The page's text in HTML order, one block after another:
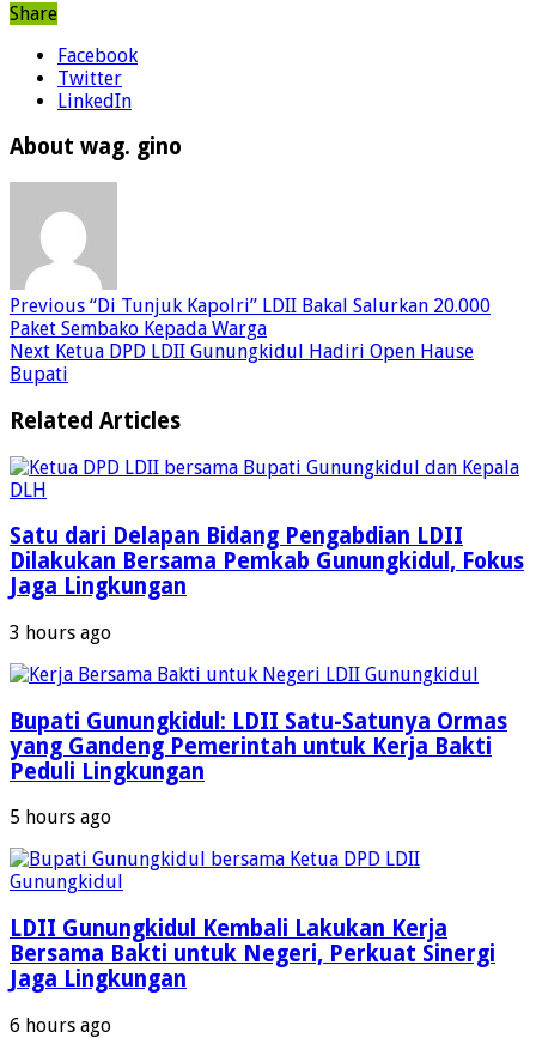
Share
Facebook
Twitter
LinkedIn
About wag. gino
Previous “Di Tunjuk Kapolri” LDII Bakal Salurkan 20.000
Paket Sembako Kepada Warga
Next Ketua DPD LDII Gunungkidul Hadiri Open Hause
Bupati
Related Articles
Satu dari Delapan Bidang Pengabdian LDII
Dilakukan Bersama Pemkab Gunungkidul, Fokus
Jaga Lingkungan
3 hours ago
Bupati Gunungkidul: LDII Satu-Satunya Ormas
yang Gandeng Pemerintah untuk Kerja Bakti
Peduli Lingkungan
5 hours ago
LDII Gunungkidul Kembali Lakukan Kerja
Bersama Bakti untuk Negeri, Perkuat Sinergi
Jaga Lingkungan
6 hours ago